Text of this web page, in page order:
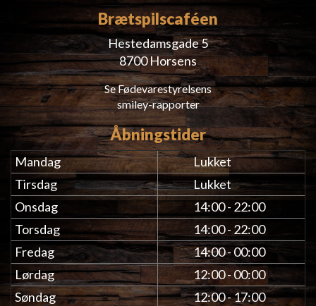
Brætspilscaféen
Hestedamsgade 5
8700 Horsens
Se Fødevarestyrelsens
smiley-rapporter
Åbningstider
Mandag
Lukket
Tirsdag
Lukket
Onsdag
14:00 - 22:00
Torsdag
14:00 - 22:00
Fredag
14:00 - 00:00
Lørdag
12:00 - 00:00
Søndag
12:00 - 17:00